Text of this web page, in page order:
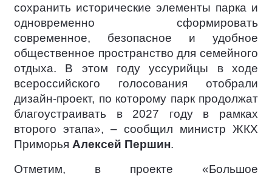
сохранить исторические элементы парка и
одновременно сформировать
современное, безопасное и удобное
общественное пространство для семейного
отдыха. В этом году уссурийцы в ходе
всероссийского голосования отобрали
дизайн-проект, по которому парк продолжат
благоустраивать в 2027 году в рамках
второго этапа», – сообщил министр ЖКХ
Приморья Алексей Першин.
Отметим, в проекте «Большое